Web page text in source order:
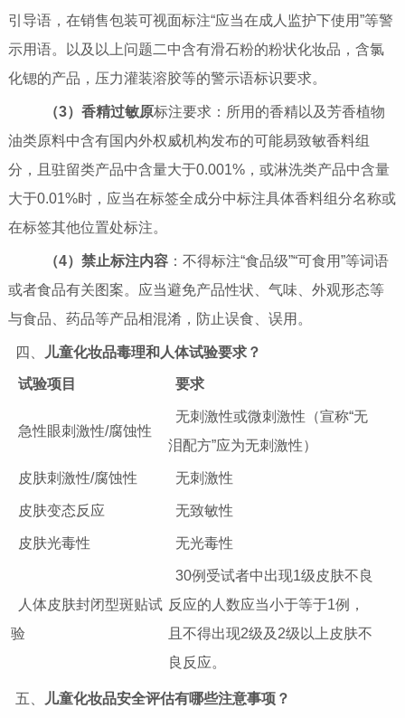
引导语，在销售包装可视面标注“应当在成人监护下使用”等警
示用语。以及以上问题二中含有滑石粉的粉状化妆品，含氯
化锶的产品，压力灌装溶胶等的警示语标识要求。
（3）香精过敏原标注要求：所用的香精以及芳香植物
油类原料中含有国内外权威机构发布的可能易致敏香料组
分，且驻留类产品中含量大于0.001%，或淋洗类产品中含量
大于0.01%时，应当在标签全成分中标注具体香料组分名称或
在标签其他位置处标注。
（4）禁止标注内容：不得标注“食品级”“可食用”等词语
或者食品有关图案。应当避免产品性状、气味、外观形态等
与食品、药品等产品相混淆，防止误食、误用。
四、 儿童化妆品毒理和人体试验要求？
试验项目 要求
急性眼刺激性/腐蚀性
无刺激性或微刺激性（宣称“无
泪配方”应为无刺激性）
皮肤刺激性/腐蚀性 无刺激性
皮肤变态反应 无致敏性
皮肤光毒性 无光毒性
人体皮肤封闭型斑贴试
验
30例受试者中出现1级皮肤不良
反应的人数应当小于等于1例，
且不得出现2级及2级以上皮肤不
良反应。
五、 儿童化妆品安全评估有哪些注意事项？